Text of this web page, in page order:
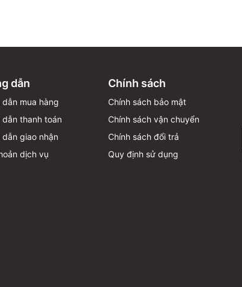
dẫn
dẫn mua hàng
dẫn thanh toán
dẫn giao nhận
dịch vụ
Chính sách
Chính sách bảo mật
Chính sách vận chuyển
Chính sách đổi trả
Quy định sử dụng